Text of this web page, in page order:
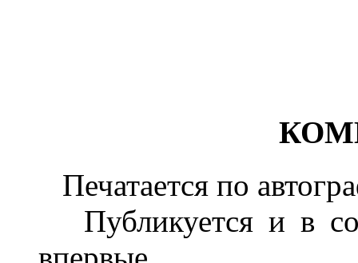
Печатается по
Публикуется и в